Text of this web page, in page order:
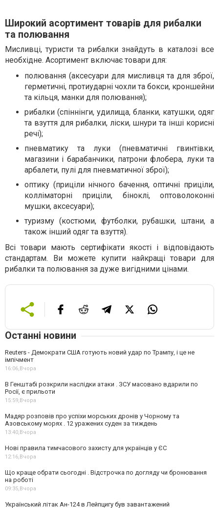
Широкий асортимент товарів для рибалки
та полювання
Мисливці, туристи та рибалки знайдуть в каталозі все
необхідне. Асортимент включає товари для:
полювання (аксесуари для мисливця та для зброї,
герметичні, протиударні чохли та бокси, кроншейни
та кільця, манки для полювання);
рибалки (спіннінги, удилища, бланки, катушки, одяг
та взуття для рибалки, ліски, шнури та інші корисні
речі);
пневматику та луки (пневматичні гвинтівки,
магазини і барабанчики, патрони флобера, луки та
арбалети, пулі для пневматичної зброї);
оптику (приціли нічного бачення, оптичні приціли,
колліматорні приціли, біноклі, оптоволоконні
мушки, аксесуари);
туризму (костюми, футболки, рубашки, штани, а
також інший одяг та взуття).
Всі товари мають сертифікати якості і відповідають
стандартам. Ви можете купити найкращі товари для
рибалки та полювання за дуже вигідними цінами.
Останні новини
Reuters - Демократи США готують новий удар по Трампу, і це не
імпічмент
16:06,Вчора
В Генштабі розкрили наслідки атаки . ЗСУ масовано вдарили по
Росії, є прильоти
15:59,Вчора
Мадяр розповів про успіхи морських дронів у Чорному та
Азовському морях . 12 уражених суден за тиждень
13:40,Вчора
Нові правила тимчасового захисту для українців у ЄС
12:16,Вчора
Що краще обрати сьогодні . Відстрочка по догляду чи бронювання
на роботі
09:35,Вчора
Український літак Ан-124 в Лейпцигу був завантажений